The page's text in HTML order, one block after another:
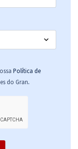
Política de
do Gran.